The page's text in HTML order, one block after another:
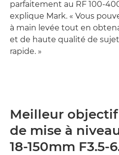
parfaitement au RF 100-
explique Mark. « Vous
à main levée tout en
et de haute qualité de
rapide. »
Meilleur
de mise à
18-150mm F3.5-